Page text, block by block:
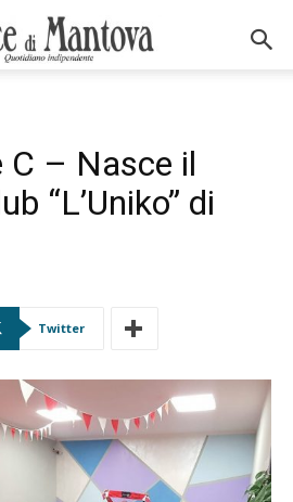
C – Nasce il
“L’Uniko” di
Twitter